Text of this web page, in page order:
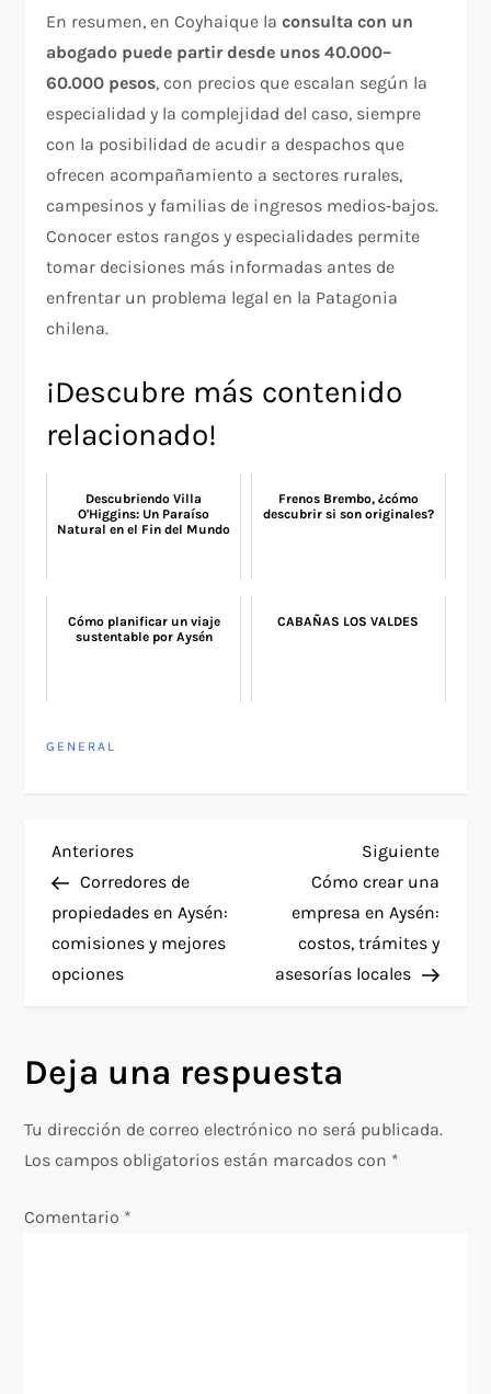
En resumen, en Coyhaique laconsulta con un
abogado puede partir desde unos 40.000–
60.000 pesos, con precios que escalan según la
especialidad y la complejidad del caso, siempre
con la posibilidad de acudir a despachos que
ofrecen acompañamiento a sectores rurales,
campesinos y familias de ingresos medios‑bajos.
Conocer estos rangos y especialidades permite
tomar decisiones más informadas antes de
enfrentar un problema legal en la Patagonia
chilena.
¡Descubre más contenido
relacionado!
Descubriendo Villa
O'Higgins: Un Paraíso
Natural en el Fin del Mundo
Frenos Brembo, ¿cómo
descubrir si son originales?
Cómo planificar un viaje
sustentable por Aysén
CABAÑAS LOS VALDES
GENERAL
N
a
v
g
a
c
i
Entrada
anterior
Anteriores
Corredores de
propiedades en Aysén:
comisiones y mejores
opciones
Siguiente
Cómo crear una
empresa en Aysén:
costos, trámites y
asesorías locales
Deja una respuesta
Tu dirección de correo electrónico no será publicada.
Los campos obligatorios están marcados con *
Comentario *